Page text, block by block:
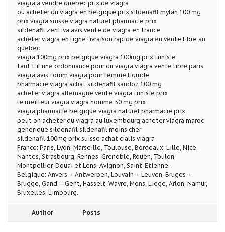
viagra a vendre quebec prix de viagra
ou acheter du viagra en belgique prix sildenafil mylan 100 mg
prix viagra suisse viagra naturel pharmacie prix
sildenafil zentiva avis vente de viagra en france
acheter viagra en ligne livraison rapide viagra en vente libre au
quebec
viagra 100mg prix belgique viagra 100mg prix tunisie
faut t il une ordonnance pour du viagra viagra vente libre paris
viagra avis forum viagra pour femme liquide
pharmacie viagra achat sildenafil sandoz 100 mg
acheter viagra allemagne vente viagra tunisie prix
le meilleur viagra viagra homme 50 mg prix
viagra pharmacie belgique viagra naturel pharmacie prix
peut on acheter du viagra au luxembourg acheter viagra maroc
generique sildenafil sildenafil moins cher
sildenafil 100mg prix suisse achat cialis viagra
France: Paris, Lyon, Marseille, Toulouse, Bordeaux, Lille, Nice,
Nantes, Strasbourg, Rennes, Grenoble, Rouen, Toulon,
Montpellier, Douai et Lens, Avignon, Saint-Etienne.
Belgique: Anvers – Antwerpen, Louvain – Leuven, Bruges –
Brugge, Gand – Gent, Hasselt, Wavre, Mons, Liege, Arlon, Namur,
Bruxelles, Limbourg.
Author Posts